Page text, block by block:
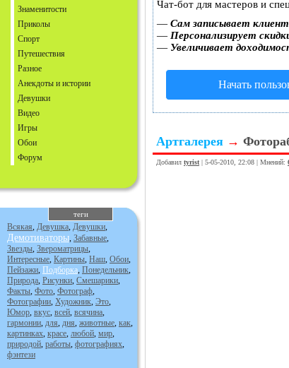
Знаменитости
Приколы
Спорт
Путешествия
Разное
Анекдоты и истории
Девушки
Видео
Игры
Обои
Форум
теги
Всякая, Девушка, Девушки,
Демотиваторы, Забавные,
Звезды, Звероматрицы,
Интересные, Картины, Наш, Обои,
Пейзажи, Подборка, Понедельник,
Природа, Рисунки, Смешарики,
Факты, Фото, Фотограф,
Фотографии, Художник, Это,
Юмор, вкус, всей, всячина,
гармонии, для, дня, животные, как,
картинках, красе, любой, мир,
природой, работы, фотографиях,
фэнтези
Чат-бот для мастеров и
— Сам записывает
— Персонализирует
— Увеличивает
Начать
Артгалерея →
Добавил tyrist | 5-05-2010, 22:08 | Мнений: